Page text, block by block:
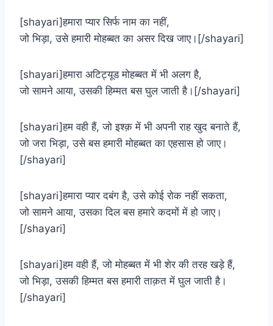
[shayari]हमारा प्यार सिर्फ नाम का नहीं,
जो भिड़ा, उसे हमारी मोहब्बत का असर दिख जाए।[/shayari]
[shayari]हमारा अटिट्यूड मोहब्बत में भी अलग है,
जो सामने आया, उसकी हिम्मत बस घुल जाती है।[/shayari]
[shayari]हम वही हैं, जो इश्क़ में भी अपनी राह खुद बनाते हैं,
जो जरा भिड़ा, उसे बस हमारी मोहब्बत का एहसास हो जाए।
[/shayari]
[shayari]हमारा प्यार दबंग है, उसे कोई रोक नहीं सकता,
जो सामने आया, उसका दिल बस हमारे कदमों में हो जाए।
[/shayari]
[shayari]हम वही हैं, जो मोहब्बत में भी शेर की तरह खड़े हैं,
जो भिड़ा, उसकी हिम्मत बस हमारी ताक़त में घुल जाती है।
[/shayari]